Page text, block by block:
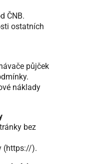
ČNB.
ostatních
půjček
náklady
bez
(https://).